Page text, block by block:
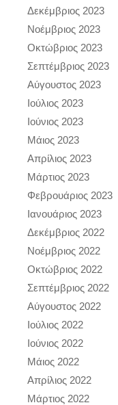
Δεκέμβριος 2023
Νοέμβριος 2023
Οκτώβριος 2023
Σεπτέμβριος 2023
Αύγουστος 2023
Ιούλιος 2023
Ιούνιος 2023
Μάιος 2023
Απρίλιος 2023
Μάρτιος 2023
Φεβρουάριος 2023
Ιανουάριος 2023
Δεκέμβριος 2022
Νοέμβριος 2022
Οκτώβριος 2022
Σεπτέμβριος 2022
Αύγουστος 2022
Ιούλιος 2022
Ιούνιος 2022
Μάιος 2022
Απρίλιος 2022
Μάρτιος 2022